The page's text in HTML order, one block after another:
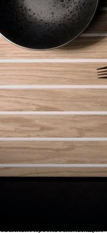
кухни.
покрытию
сковородки и бутылки
без использования
МДФ
а поверхность дополнена
полосами белого цвета.
удерживает предметы
выразительный
сочетающийся с
высоких выдвижных
только внутри мебели, но
панели на открытых